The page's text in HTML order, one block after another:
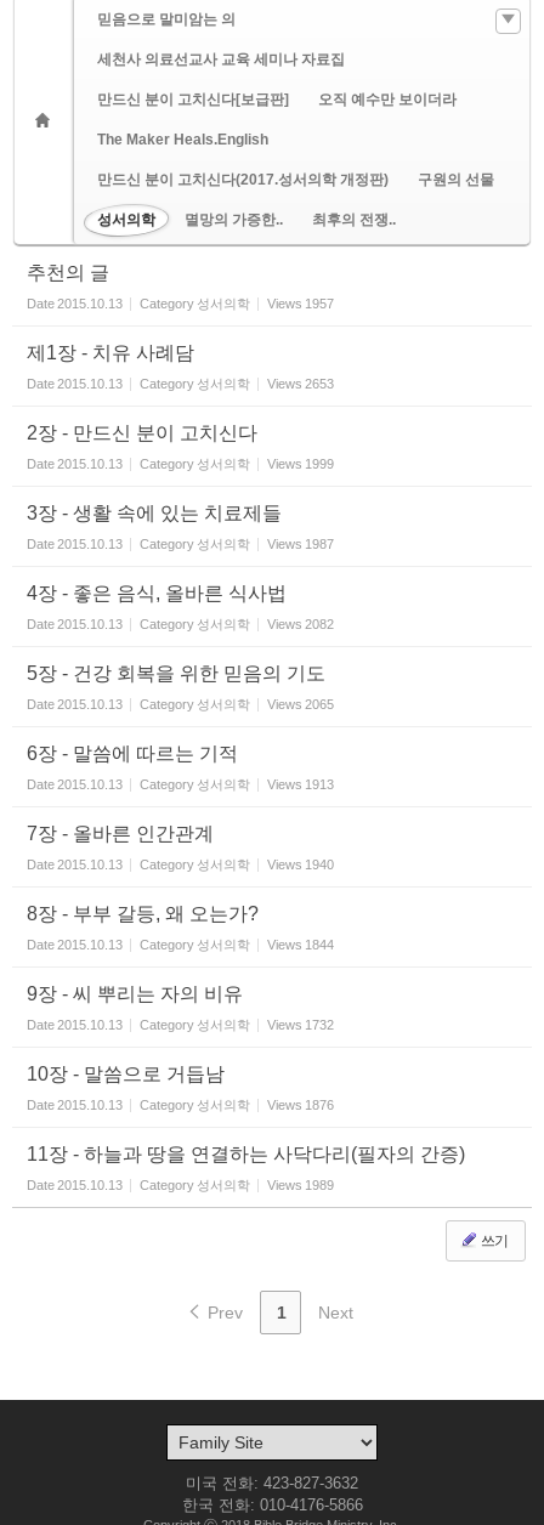
믿음으로 말미암는 의
세천사 의료선교사 교육 세미나 자료집
만드신 분이 고치신다[보급판] 오직 예수만 보이더라
The Maker Heals.English
만드신 분이 고치신다(2017.성서의학 개정판) 구원의 선물
성서의학 멸망의 가증한.. 최후의 전쟁..
추천의 글
Date2015.10.13 Category 성서의학 Views 1957
제1장 - 치유 사례담
Date2015.10.13 Category 성서의학 Views 2653
2장 - 만드신 분이 고치신다
Date2015.10.13 Category 성서의학 Views 1999
3장 - 생활 속에 있는 치료제들
Date2015.10.13 Category 성서의학 Views 1987
4장 - 좋은 음식, 올바른 식사법
Date2015.10.13 Category 성서의학 Views 2082
5장 - 건강 회복을 위한 믿음의 기도
Date2015.10.13 Category 성서의학 Views 2065
6장 - 말씀에 따르는 기적
Date2015.10.13 Category 성서의학 Views 1913
7장 - 올바른 인간관계
Date2015.10.13 Category 성서의학 Views 1940
8장 - 부부 갈등, 왜 오는가?
Date2015.10.13 Category 성서의학 Views 1844
9장 - 씨 뿌리는 자의 비유
Date2015.10.13 Category 성서의학 Views 1732
10장 - 말씀으로 거듭남
Date2015.10.13 Category 성서의학 Views 1876
11장 - 하늘과 땅을 연결하는 사닥다리(필자의 간증)
Date2015.10.13 Category 성서의학 Views 1989
쓰기
Prev 1 Next
미국 전화: 423-827-3632
한국 전화: 010-4176-5866